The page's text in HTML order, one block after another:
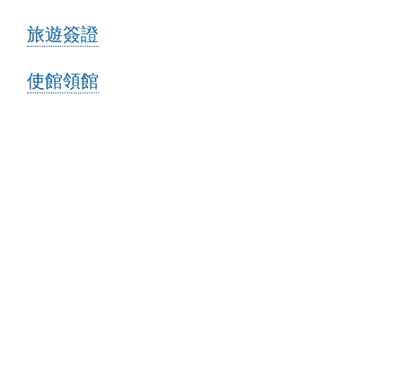
旅遊簽證
使館領館